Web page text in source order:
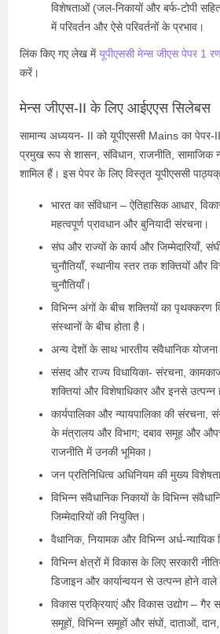
विशेषताओं (जल-निकायों और बर्फ-टोपी
में परिवर्तन और ऐसे परिवर्तनों के प्रभाव।
लिंक किए गए लेख मेंयूपीएससी मेन्स जीएस पेपर 1
करें।
मेन्स जीएस-II के लिए आईएएस सिलेबस
सामान्य अध्ययन- II को यूपीएससी Mains का पेपर-
प्रमुख रूप से शासन, संविधान, राजनीति, सामाजिक
शामिल हैं। इस पेपर के लिए विस्तृत यूपीएससी
भारत का संविधान – ऐतिहासिक आधार,
महत्वपूर्ण प्रावधान और बुनियादी संरचना।
संघ और राज्यों के कार्य और जिम्मेदारियाँ,
चुनौतियाँ, स्थानीय स्तर तक शक्तियों और
चुनौतियाँ।
विभिन्न अंगों के बीच शक्तियों का पृथक्करण
संस्थानों के बीच होता है।
अन्य देशों के साथ भारतीय संवैधानिक
संसद और राज्य विधायिका- संरचना,
शक्तियां और विशेषाधिकार और इनसे उत्पन्न
कार्यपालिका और न्यायपालिका की
के मंत्रालय और विभाग; दबाव समूह और
राजनीति में उनकी भूमिका।
जन प्रतिनिधित्व अधिनियम की मुख्य
विभिन्न संवैधानिक निकायों के विभिन्न
जिम्मेदारियों की नियुक्ति।
वैधानिक, नियामक और विभिन्न अर्ध-न्यायिक
विभिन्न क्षेत्रों में विकास के लिए सरकारी
डिजाइन और कार्यान्वयन से उत्पन्न होने वाले
विकास प्रक्रियाएं और विकास उद्योग – गैर
समूहों, विभिन्न समूहों और संघों, दाताओं,